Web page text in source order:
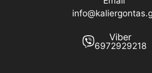
Viber
6972929218